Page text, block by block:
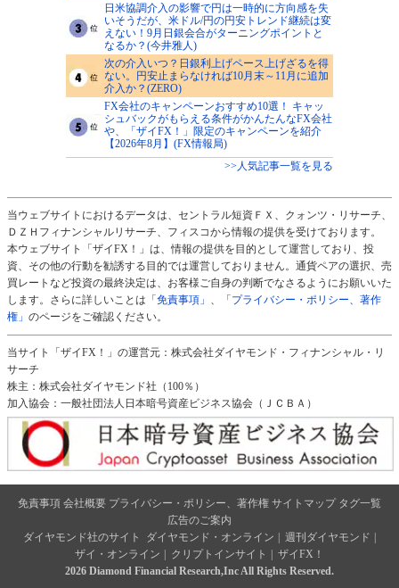
日米協調介入の影響で円は一時的に方向感を失
いそうだが、米ドル/円の円安トレンド継続は変
えない！9月日銀会合がターニングポイントと
なるか？(今井雅人)
次の介入いつ？日銀利上げペース上げざるを得
ない。円安止まらなければ10月末～11月に追加
介入か？(ZERO)
FX会社のキャンペーンおすすめ10選！ キャッ
シュバックがもらえる条件がかんたんなFX会社
や、「ザイFX！」限定のキャンペーンを紹介
【2026年8月】(FX情報局)
>>人気記事一覧を見る
当ウェブサイトにおけるデータは、セントラル短資ＦＸ、クォンツ・リサーチ、
ＤＺＨフィナンシャルリサーチ、フィスコから情報の提供を受けております。
本ウェブサイト「ザイFX！」は、情報の提供を目的として運営しており、投
資、その他の行動を勧誘する目的では運営しておりません。通貨ペアの選択、売
買レートなど投資の最終決定は、お客様ご自身の判断でなさるようにお願いいた
します。さらに詳しいことは 「免責事項」 、
「プライバシー・ポリシー、著作
権」 のページをご確認ください。
当サイト「ザイFX！」の運営元：株式会社ダイヤモンド・フィナンシャル・リ
サーチ
株主：株式会社ダイヤモンド社（100％）
加入協会：一般社団法人日本暗号資産ビジネス協会（ＪＣＢＡ）
免責事項 会社概要 プライバシー・ポリシー、著作権 サイトマップ タグ一覧
広告のご案内
ダイヤモンド社のサイト
ダイヤモンド・オンライン 週刊ダイヤモンド
ザイ・オンライン
クリプトインサイト
ザイFX！
2026 Diamond Financial Research,Inc All Rights Reserved.